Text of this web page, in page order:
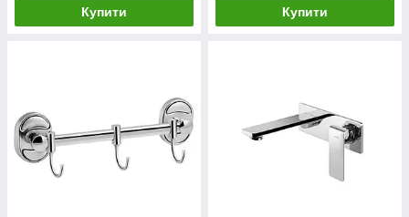
Купити Купити